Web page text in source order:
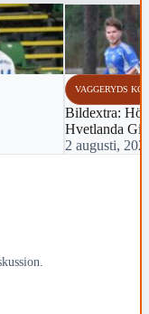
VAGGERYDS
Bildextra:
Hvetlanda Gif
2 augusti,